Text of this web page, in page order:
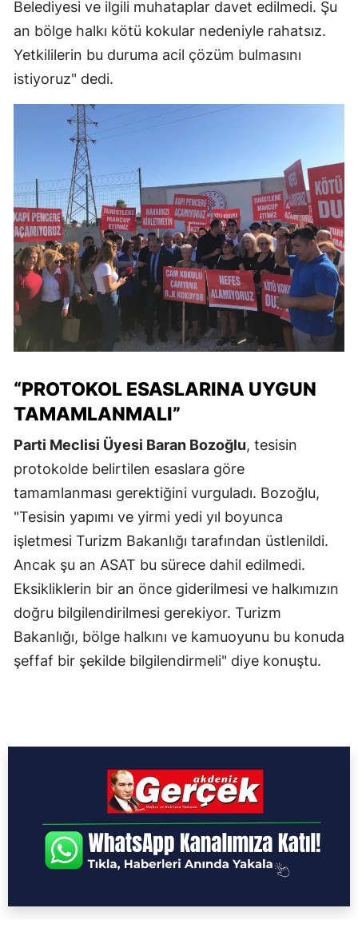
Belediyesi ve ilgili muhataplar davet edilmedi. Şu
an bölge halkı kötü kokular nedeniyle rahatsız.
Yetkililerin bu duruma acil çözüm bulmasını
istiyoruz" dedi.
“PROTOKOL ESASLARINA UYGUN
TAMAMLANMALI”
Parti Meclisi Üyesi Baran Bozoğlu, tesisin
protokolde belirtilen esaslara göre
tamamlanması gerektiğini vurguladı. Bozoğlu,
"Tesisin yapımı ve yirmi yedi yıl boyunca
işletmesi Turizm Bakanlığı tarafından üstlenildi.
Ancak şu an ASAT bu sürece dahil edilmedi.
Eksikliklerin bir an önce giderilmesi ve halkımızın
doğru bilgilendirilmesi gerekiyor. Turizm
Bakanlığı, bölge halkını ve kamuoyunu bu konuda
şeffaf bir şekilde bilgilendirmeli" diye konuştu.